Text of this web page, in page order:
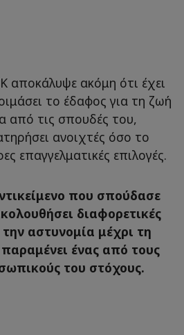
αποκάλυψε ακόμη ότι έχει
το έδαφος για τη ζωή
από τις σπουδές του,
ανοιχτές όσο το
επαγγελματικές επιλογές.
που σπούδασε
διαφορετικές
αστυνομία μέχρι τη
ένας από τους
του στόχους.